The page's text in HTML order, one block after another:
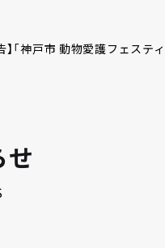
】「神戸市 動物愛護フェステ
せ